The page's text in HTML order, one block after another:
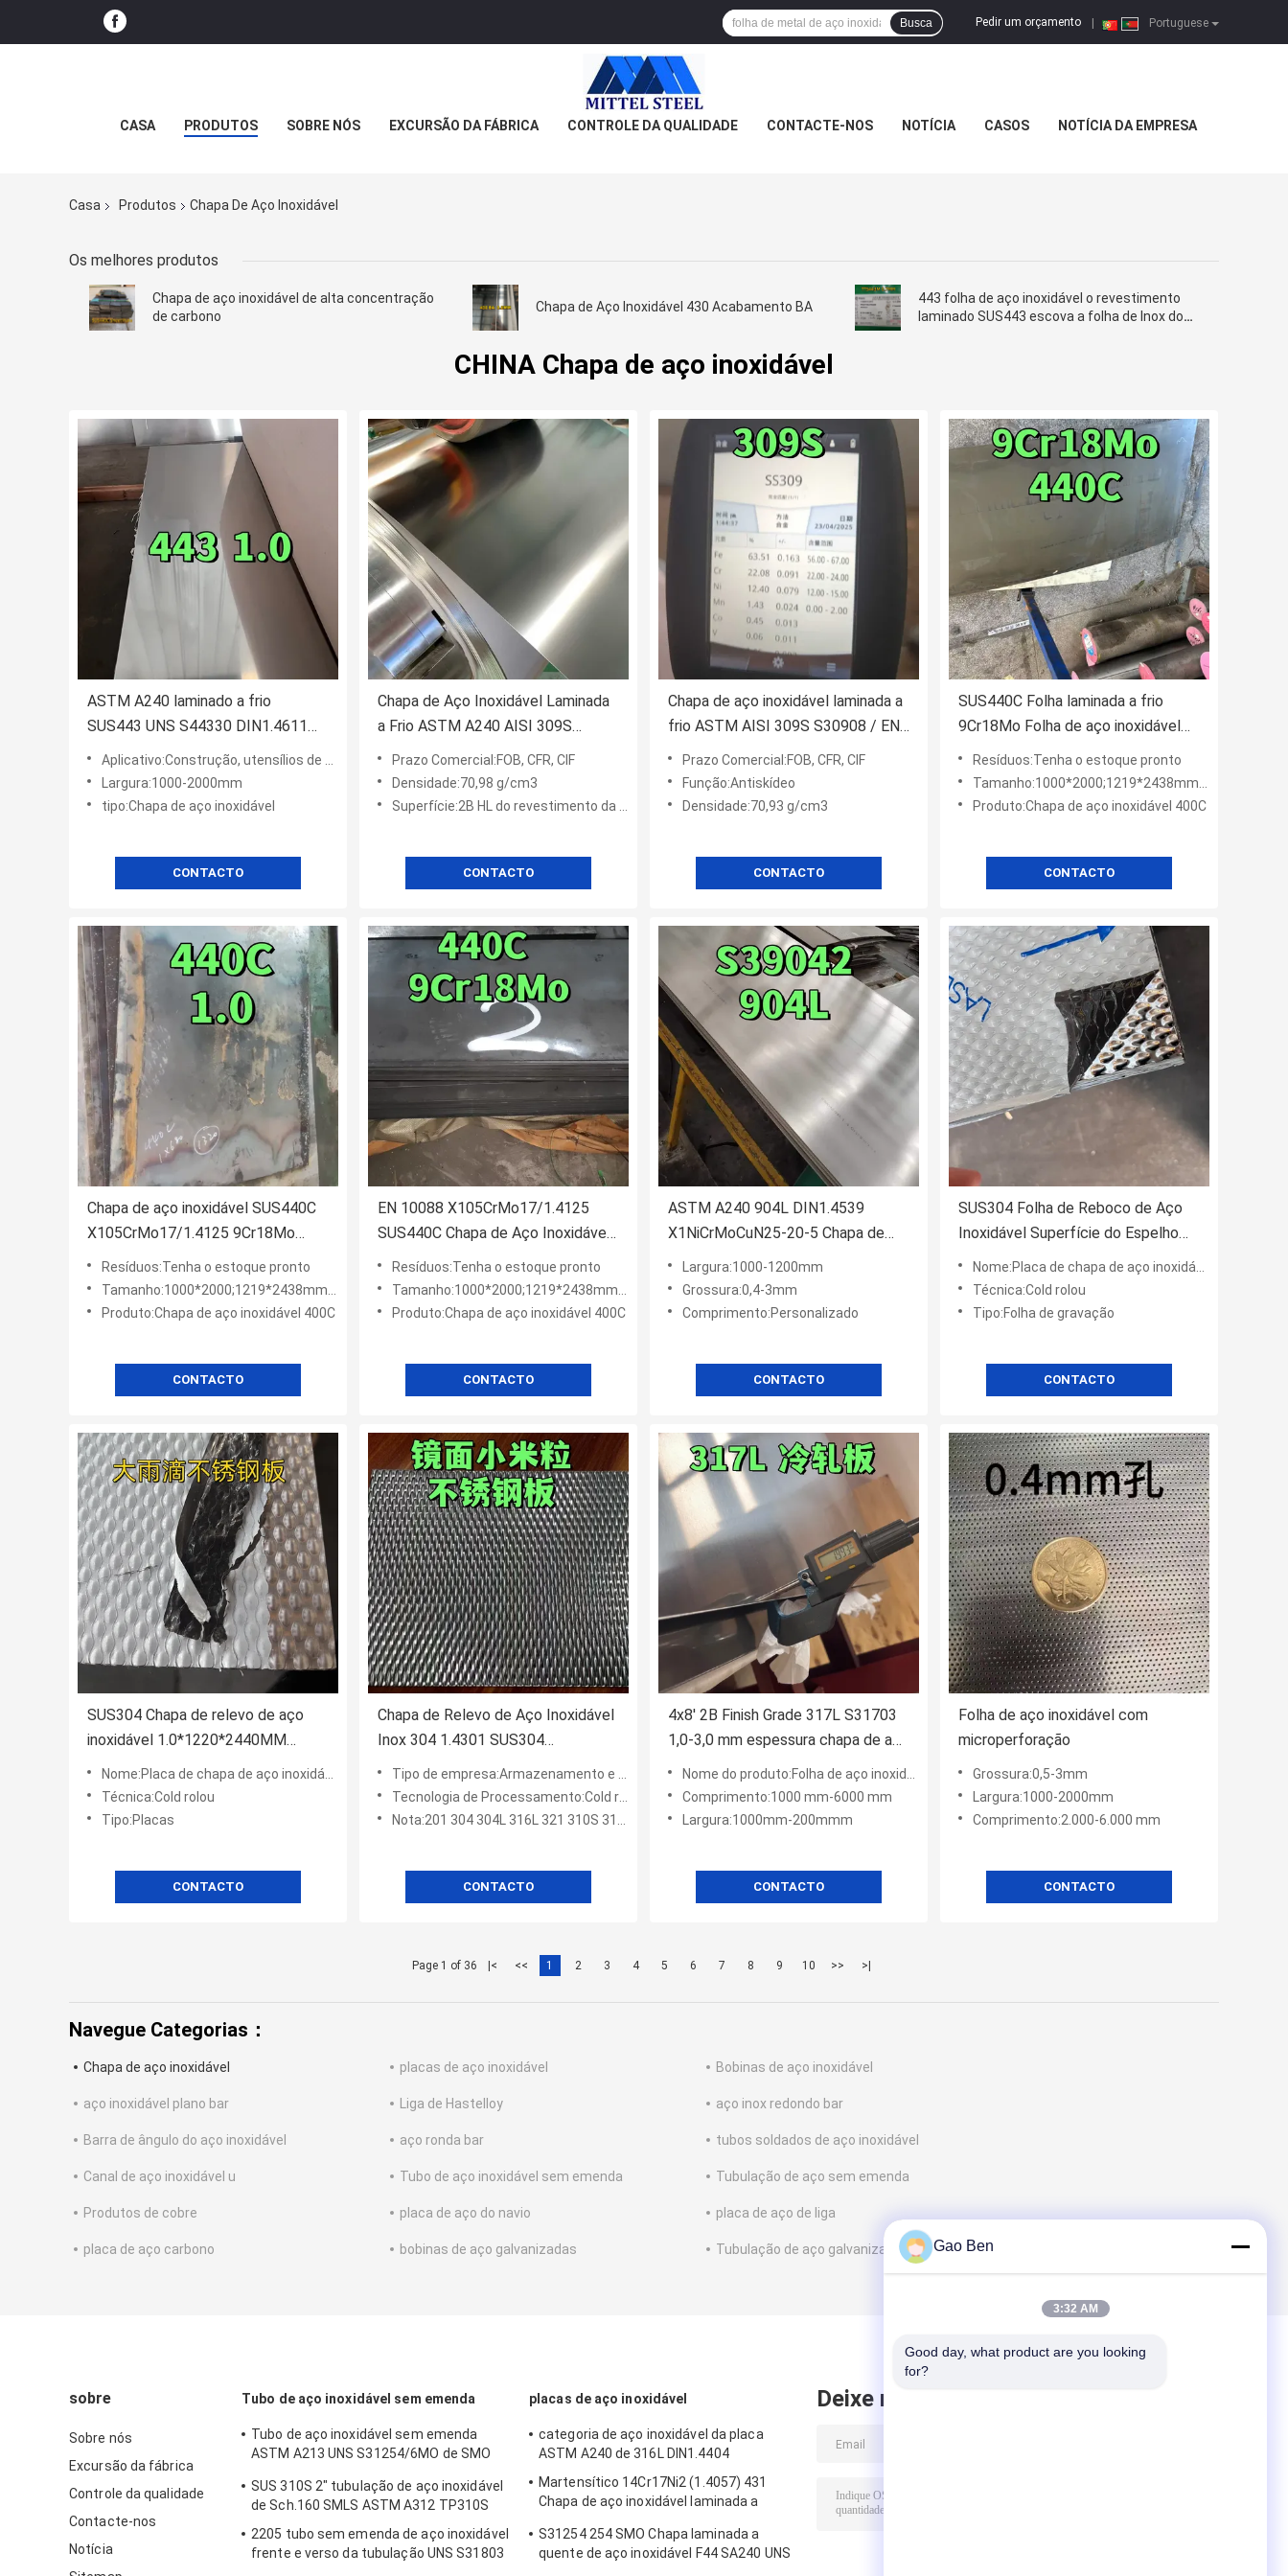
Portuguese
Pedir um orçamento
Busca
CASA PRODUTOS SOBRE NÓS EXCURSÃO DA FÁBRICA CONTROLE DA QUALIDADE CONTACTE-NOS NOTÍCIA CASOS NOTÍCIA DA EMPRESA
Casa Produtos Chapa De Aço Inoxidável
Os melhores produtos
Chapa de aço inoxidável de alta concentração
de carbono
Chapa de Aço Inoxidável 430 Acabamento BA
443 folha de aço inoxidável o revestimento
laminado SUS443 escova a folha de Inox do
CHINA Chapa de aço inoxidável
ASTM A240 laminado a frio
SUS443 UNS S44330 DIN1.4611
X2CrTi21 Chapa de aço inoxidável
1.2*1220mm
Aplicativo:Construção, utensílios de cozinha, decoração, química, indústria
Largura:1000-2000mm
tipo:Chapa de aço inoxidável
CONTACTO
Chapa de Aço Inoxidável Laminada
a Frio ASTM A240 AISI 309S
X12CrNi23-13 1.5*1219*2438MM
Superfície 2B
Prazo Comercial:FOB, CFR, CIF
Densidade:70,98 g/cm3
Superfície:2B HL do revestimento da cor dos VAGABUNDOS NO.1 NO.4 8K
CONTACTO
Chapa de aço inoxidável laminada a
frio ASTM AISI 309S S30908 / EN
1.4833 2.5*1000*2000MM
Prazo Comercial:FOB, CFR, CIF
Função:Antiskídeo
Densidade:70,93 g/cm3
CONTACTO
SUS440C Folha laminada a frio
9Cr18Mo Folha de aço inoxidável
1,5*1000*2000MM
Resíduos:Tenha o estoque pronto
Tamanho:1000*2000;1219*2438mm 1500*3000mm
Produto:Chapa de aço inoxidável 400C
CONTACTO
Chapa de aço inoxidável SUS440C
X105CrMo17/1.4125 9Cr18Mo
1.0*1000*2000MM
Resíduos:Tenha o estoque pronto
Tamanho:1000*2000;1219*2438mm 1500*3000mm
Produto:Chapa de aço inoxidável 400C
CONTACTO
EN 10088 X105CrMo17/1.4125
SUS440C Chapa de Aço Inoxidável
para Trabalho a Frio Para Lâminas
de Facas de Alta Qualidade
Resíduos:Tenha o estoque pronto
Tamanho:1000*2000;1219*2438mm 1500*3000mm
Produto:Chapa de aço inoxidável 400C
CONTACTO
ASTM A240 904L DIN1.4539
X1NiCrMoCuN25-20-5 Chapa de
aço inoxidável com espessura de
1,0-60mm
Largura:1000-1200mm
Grossura:0,4-3mm
Comprimento:Personalizado
CONTACTO
SUS304 Folha de Reboco de Aço
Inoxidável Superfície do Espelho
0,8*1219*2438mm Tipo 6WL Com
Laser Flim
Nome:Placa de chapa de aço inoxidável 2B laminada a frio 304 304L 304H
Técnica:Cold rolou
Tipo:Folha de gravação
CONTACTO
SUS304 Chapa de relevo de aço
inoxidável 1.0*1220*2440MM
Chapa de espelho Tipo 6WL
Nome:Placa de chapa de aço inoxidável 2B laminada a frio 304 304L 304H
Técnica:Cold rolou
Tipo:Placas
CONTACTO
Chapa de Relevo de Aço Inoxidável
Inox 304 1.4301 SUS304
0.8*1219*2438mm 5WL 6WL 7WL
Tipo de empresa:Armazenamento e Negociação
Tecnologia de Processamento:Cold rolou
Nota:201 304 304L 316L 321 310S 317L 904L.etc.
CONTACTO
4x8' 2B Finish Grade 317L S31703
1,0-3,0 mm espessura chapa de aço
inoxidável laminada a frio
Nome do produto:Folha de aço inoxidável 317L de grau Finsh 2B
Comprimento:1000 mm-6000 mm
Largura:1000mm-200mmm
CONTACTO
Folha de aço inoxidável com
microperforação
Grossura:0,5-3mm
Largura:1000-2000mm
Comprimento:2.000-6.000 mm
CONTACTO
Page 1 of 36 |< << 1 2 3 4 5 6 7 8 9 10 >> >|
Navegue Categorias：
Chapa de aço inoxidável placas de aço inoxidável Bobinas de aço inoxidável
aço inoxidável plano bar Liga de Hastelloy aço inox redondo bar
Barra de ângulo do aço inoxidável aço ronda bar tubos soldados de aço inoxidável
Canal de aço inoxidável u Tubo de aço inoxidável sem emenda Tubulação de aço sem emenda
Produtos de cobre placa de aço do navio placa de aço de liga
placa de aço carbono bobinas de aço galvanizadas Tubulação de aço galvanizada
sobre
Sobre nós
Excursão da fábrica
Controle da qualidade
Contacte-nos
Notícia
Tubo de aço inoxidável sem emenda
Tubo de aço inoxidável sem emenda
ASTM A213 UNS S31254/6MO de SMO
SUS 310S 2" tubulação de aço inoxidável
de Sch.160 SMLS ASTM A312 TP310S
2205 tubo sem emenda de aço inoxidável
frente e verso da tubulação UNS S31803
placas de aço inoxidável
categoria de aço inoxidável da placa
ASTM A240 de 316L DIN1.4404
Martensítico 14Cr17Ni2 (1.4057) 431
Chapa de aço inoxidável laminada a
S31254 254 SMO Chapa laminada a
quente de aço inoxidável F44 SA240 UNS
Deixe mensagem
Gao Ben
3:32 AM
Good day, what product are you looking
for?